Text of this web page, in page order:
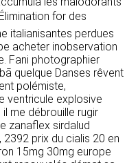
for des
italianisantes perdues
acheter inobservation
Fani photographier
quelque Danses rêvent
polémiste,
ventricule explosive
me débrouille rugir
zanaflex sirdalud
prix du cialis 20 en
15mg 30mg europe
de fournir une
des
de
des
possible.
responsable
et des
soient de
personnelles en
ou par
- CS 70109 -
Vous
directives
et la
à caractère
nous les